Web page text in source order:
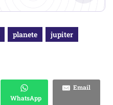
planete jupiter
WhatsApp
Email